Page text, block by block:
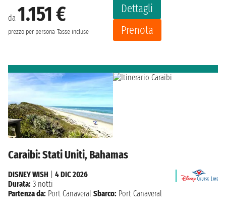
da 1.151 €
prezzo per persona Tasse incluse
Dettagli
Prenota
Caraibi: Stati Uniti, Bahamas
DISNEY WISH
4 DIC 2026
Durata: 3 notti
Partenza da: Port Canaveral Sbarco: Port Canaveral